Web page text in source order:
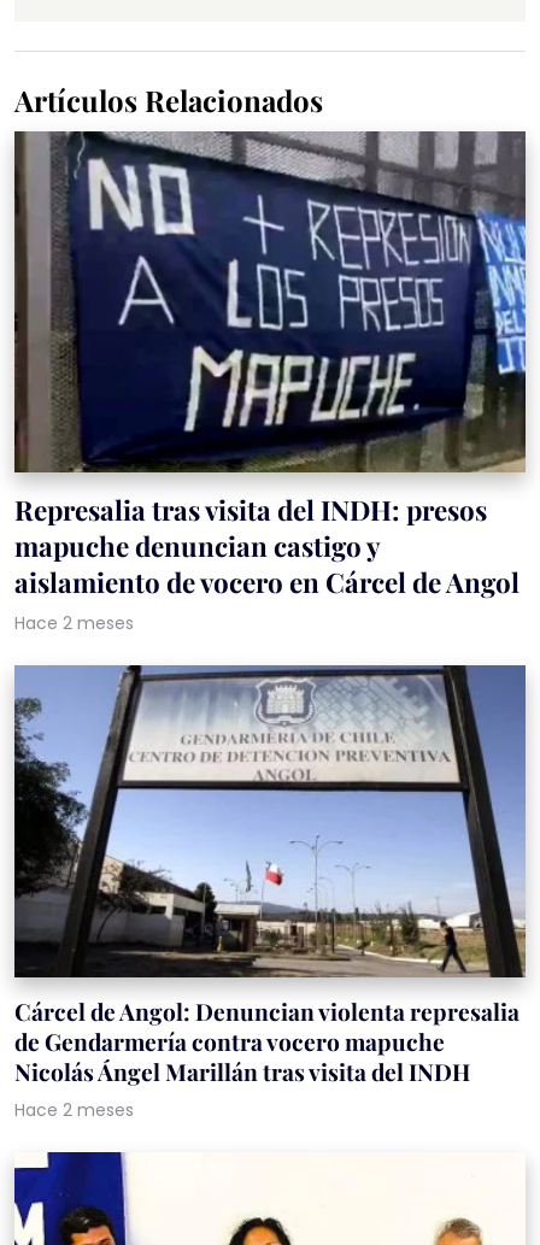
Artículos Relacionados
Represalia tras visita del INDH: presos
mapuche denuncian castigo y
aislamiento de vocero en Cárcel de Angol
Hace 2 meses
Cárcel de Angol: Denuncian violenta represalia
de Gendarmería contra vocero mapuche
Nicolás Ángel Marillán tras visita del INDH
Hace 2 meses